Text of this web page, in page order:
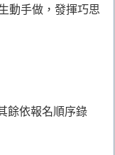
動手做，發揮巧思
餘依報名順序錄